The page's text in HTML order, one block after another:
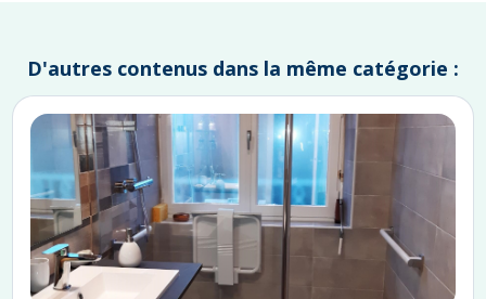
D'autres contenus dans la même catégorie :